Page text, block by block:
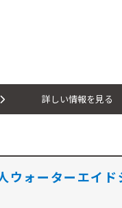
詳しい情報を見る
ウォーターエイド